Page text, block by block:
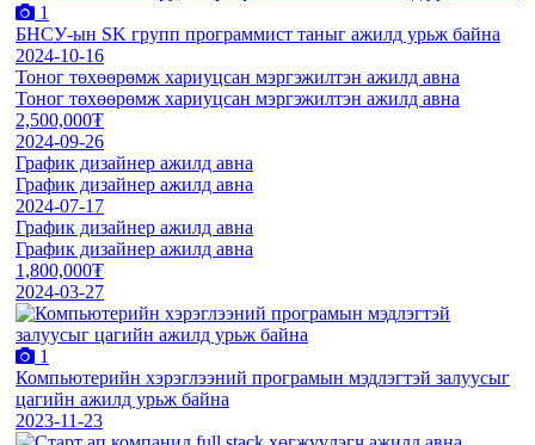
1
БНСУ-ын SK групп программист таныг ажилд урьж байна
2024-10-16
Тоног төхөөрөмж хариуцсан мэргэжилтэн ажилд авна
Тоног төхөөрөмж хариуцсан мэргэжилтэн ажилд авна
2,500,000₮
2024-09-26
График дизайнер ажилд авна
График дизайнер ажилд авна
2024-07-17
График дизайнер ажилд авна
График дизайнер ажилд авна
1,800,000₮
2024-03-27
1
Компьютерийн хэрэглээний програмын мэдлэгтэй залуусыг
цагийн ажилд урьж байна
2023-11-23